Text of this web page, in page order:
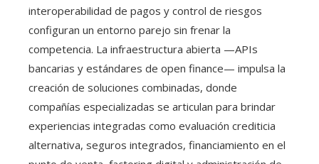
interoperabilidad de pagos y control de riesgos
configuran un entorno parejo sin frenar la
competencia. La infraestructura abierta —APIs
bancarias y estándares de open finance— impulsa la
creación de soluciones combinadas, donde
compañías especializadas se articulan para brindar
experiencias integradas como evaluación crediticia
alternativa, seguros integrados, financiamiento en el